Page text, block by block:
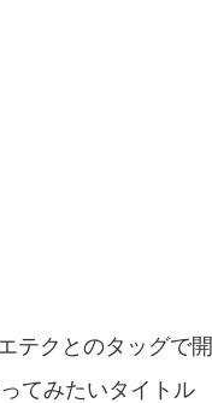
テクとのタッグで開
てみたいタイトル